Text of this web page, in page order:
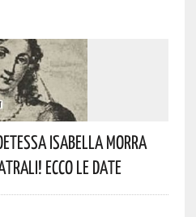
Isabella Morra
Ecco Le Date